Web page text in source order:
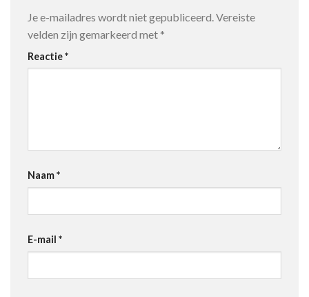
Je e-mailadres wordt niet gepubliceerd. Vereiste
velden zijn gemarkeerd met *
Reactie*
Naam*
E-mail *